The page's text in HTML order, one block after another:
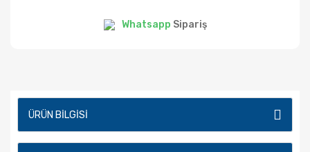
Whatsapp Sipariş
ÜRÜN BILGISI